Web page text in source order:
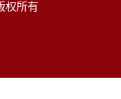
权所有